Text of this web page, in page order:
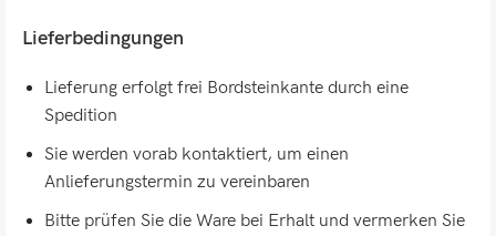
Lieferbedingungen
Lieferung erfolgt frei Bordsteinkante durch eine
Spedition
Sie werden vorab kontaktiert, um einen
Anlieferungstermin zu vereinbaren
Bitte prüfen Sie die Ware bei Erhalt und vermerken Sie